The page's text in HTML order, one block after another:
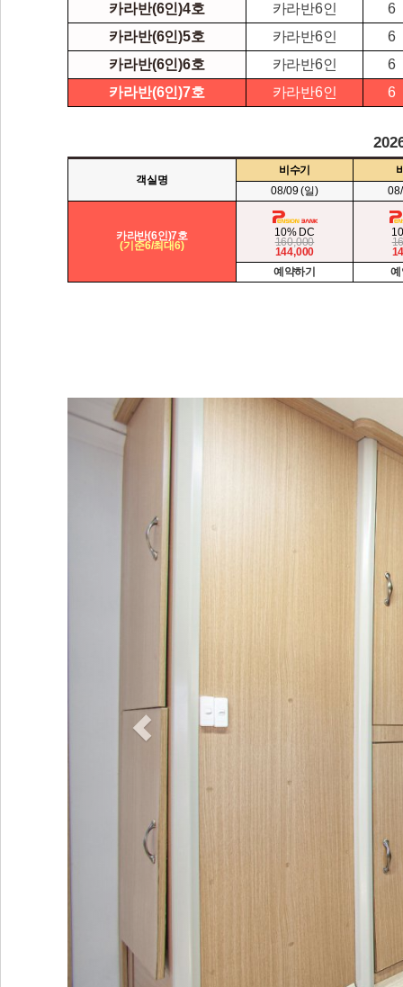
카라반(6인)4호
카라반6인
6
카라반(6인)5호
카라반6인
6
카라반(6인)6호
카라반6인
6
카라반(6인)7호
카라반6인 6